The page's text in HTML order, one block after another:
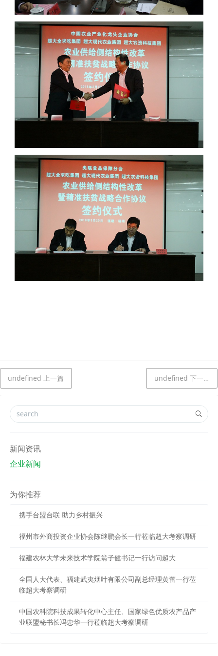
undefined 上一篇 undefined 下一篇
新闻资讯
企业新闻
为你推荐
携手台盟台联 助力乡村振兴
福州市外商投资企业协会陈继鹏会长一行莅临超大考察调研
福建农林大学未来技术学院翁子健书记一行访问超大
全国人大代表、福建武夷烟叶有限公司副总经理黄蕾一行莅
临超大考察调研
中国农科院科技成果转化中心主任、国家绿色优质农产品产
业联盟秘书长冯忠华一行莅临超大考察调研